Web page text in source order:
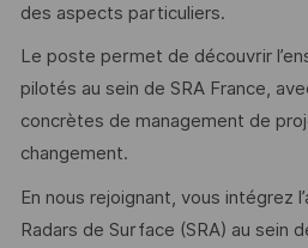
des aspects particuliers.
Le poste permet de découvrir
pilotés au sein de SRA France,
concrètes de management de
changement.
En nous rejoignant, vous intégrez
Radars de Surface (SRA) au sein